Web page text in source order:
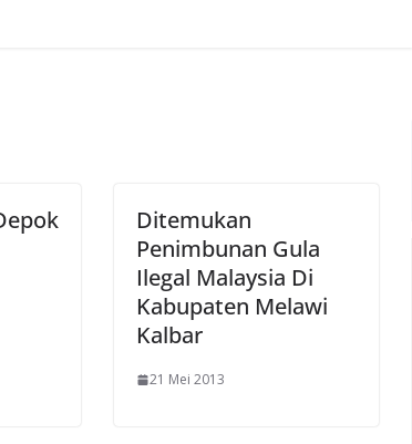
Ditemukan
Penimbunan Gula
Ilegal Malaysia Di
Kabupaten Melawi
Kalbar
21 Mei 2013